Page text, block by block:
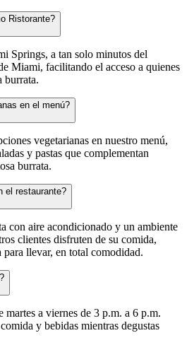
Ristorante?
Springs, a tan solo minutos del
Miami, facilitando el acceso a quienes
burrata.
en el menú?
vegetarianas en nuestro menú,
y pastas que complementan
burrata.
el restaurante?
con aire acondicionado y un ambiente
clientes disfruten de su comida,
llevar, en total comodidad.
a viernes de 3 p.m. a 6 p.m.
y bebidas mientras degustas